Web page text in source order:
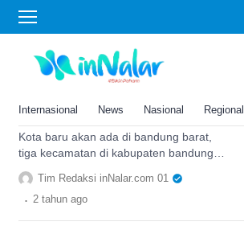
Internasional News Nasional Regional
Kota Lembang
Kota Baru di Bandung Barat?
Tiga Daerah di Kabupaten
Terkena Rencana Pemekaran
Kota baru akan ada di bandung barat,
tiga kecamatan di kabupaten bandung
barat akan masuk wilayah pemekaran,
simak selengkapnya.
Tim Redaksi inNalar.com 01
. 2 tahun ago